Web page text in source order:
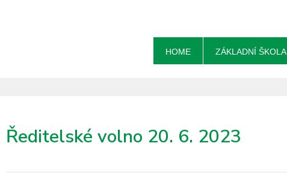
HOME ZÁKLADNÍ ŠKOLA
Ředitelské volno 20. 6. 2023